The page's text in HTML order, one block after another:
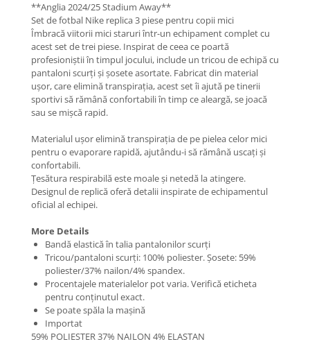
**Anglia 2024/25 Stadium Away**
Set de fotbal Nike replica 3 piese pentru copii mici
Îmbracă viitorii mici staruri într-un echipament complet cu
acest set de trei piese. Inspirat de ceea ce poartă
profesioniștii în timpul jocului, include un tricou de echipă cu
pantaloni scurți și șosete asortate. Fabricat din material
ușor, care elimină transpirația, acest set îi ajută pe tinerii
sportivi să rămână confortabili în timp ce aleargă, se joacă
sau se mișcă rapid.
Materialul ușor elimină transpirația de pe pielea celor mici
pentru o evaporare rapidă, ajutându-i să rămână uscați și
confortabili.
Țesătura respirabilă este moale și netedă la atingere.
Designul de replică oferă detalii inspirate de echipamentul
oficial al echipei.
More Details
Bandă elastică în talia pantalonilor scurți
Tricou/pantaloni scurți: 100% poliester. Șosete: 59%
poliester/37% nailon/4% spandex.
Procentajele materialelor pot varia. Verifică eticheta
pentru conținutul exact.
Se poate spăla la mașină
Importat
59% POLIESTER 37% NAILON 4% ELASTAN